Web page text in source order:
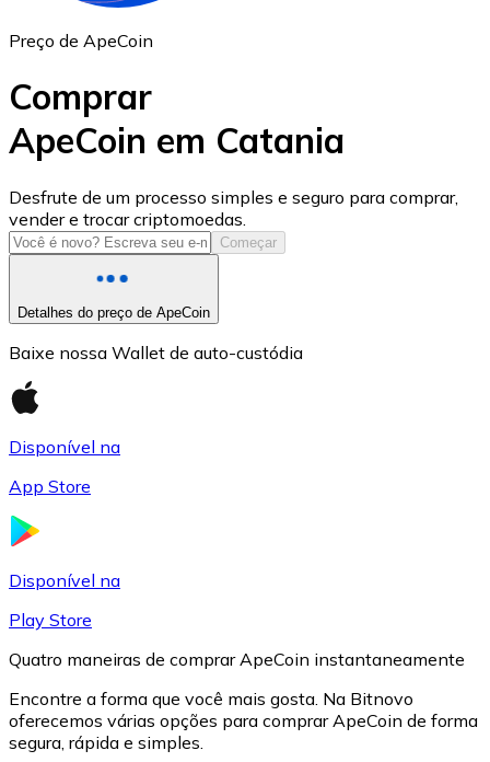
USD Coin
USDC
Preço de ApeCoin
Comprar
ApeCoin em Catania
Desfrute de um processo simples e seguro para comprar,
vender e trocar criptomoedas.
Começar
Detalhes do preço de ApeCoin
Baixe nossa Wallet de auto-custódia
Disponível na
App Store
Disponível na
Play Store
Quatro maneiras de comprar ApeCoin instantaneamente
Encontre a forma que você mais gosta. Na Bitnovo
oferecemos várias opções para comprar ApeCoin de forma
segura, rápida e simples.